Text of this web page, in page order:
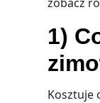
1)
Kosztuje